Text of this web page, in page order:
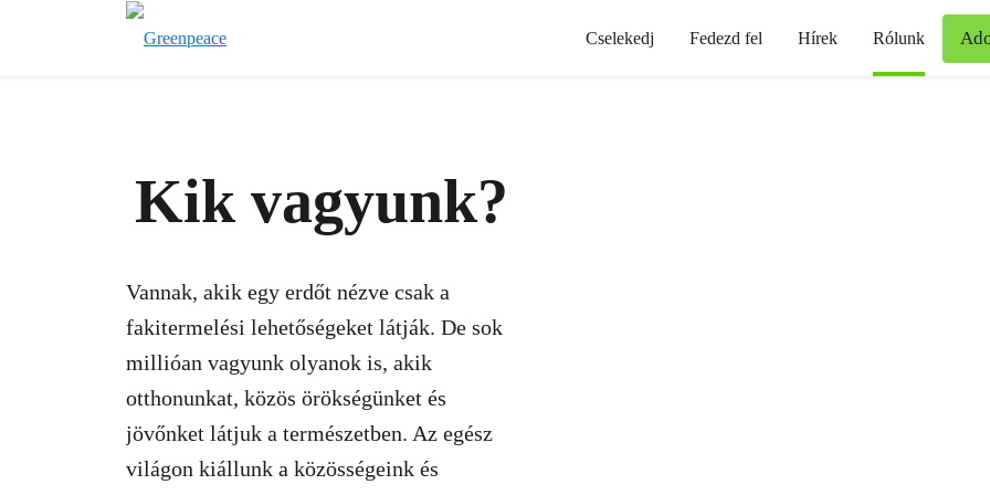
Cselekedj Fedezd fel Hírek Rólunk
Kik vagyunk?
Vannak, akik egy erdőt nézve csak a
fakitermelési lehetőségeket látják. De sok
millióan vagyunk olyanok is, akik
otthonunkat, közös örökségünket és
jövőnket látjuk a természetben. Az egész
világon kiállunk a közösségeink és